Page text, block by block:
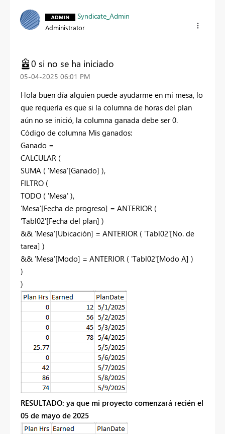
Syndicate_Admin
Administrator
0 si no se ha iniciado
‎05-04-2025 06:01 PM
Hola buen día alguien puede ayudarme en mi mesa, lo
que requería es que si la columna de horas del plan
aún no se inició, la columna ganada debe ser 0.
Código de columna Mis ganados:
Ganado =
CALCULAR (
SUMA ( 'Mesa'[Ganado] ),
FILTRO (
TODO ( 'Mesa' ),
'Mesa'[Fecha de progreso] = ANTERIOR (
'Tabl02'[Fecha del plan] )
&& 'Mesa'[Ubicación] = ANTERIOR ( 'Tabl02'[No. de
tarea] )
&& 'Mesa'[Modo] = ANTERIOR ( 'Tabl02'[Modo A] )
)
)
RESULTADO: ya que mi proyecto comenzará recién el
05 de mayo de 2025